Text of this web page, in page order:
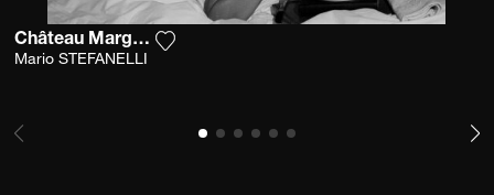
Château Margaux 1982 2
Mario STEFANELLI